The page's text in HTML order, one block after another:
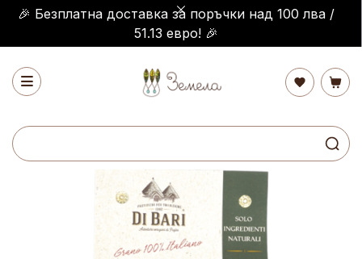
🎉 Безплатна доставка за поръчки над 100 лва /
51.13 евро! 🎉